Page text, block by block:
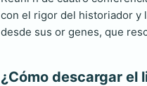
con el rigor del historiador y
desde sus or genes, que
¿Cómo descargar el